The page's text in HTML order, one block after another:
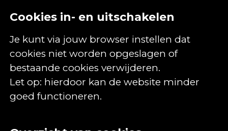
Cookies in- en uitschakelen
Je kunt via jouw browser instellen dat
cookies niet worden opgeslagen of
bestaande cookies verwijderen.
Let op: hierdoor kan de website minder
goed functioneren.